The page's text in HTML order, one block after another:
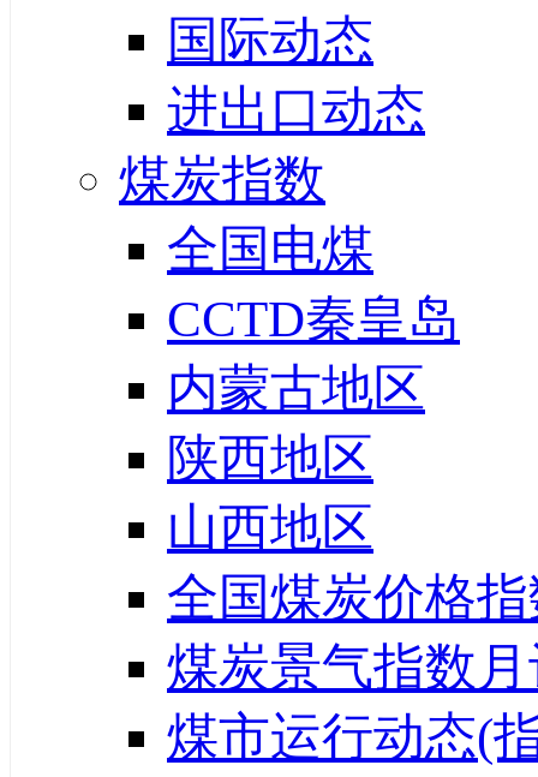
国际动态
进出口动态
煤炭指数
全国电煤
CCTD秦皇岛
内蒙古地区
陕西地区
山西地区
全国煤炭价格
煤炭景气指数
煤市运行动态(